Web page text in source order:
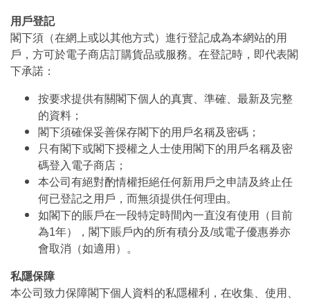
用戶登記
閣下須（在網上或以其他方式）進行登記成為本網站的用
戶，方可於電子商店訂購貨品或服務。在登記時，即代表閣
下承諾：
按要求提供有關閣下個人的真實、準確、最新及完整
的資料；
閣下須確保妥善保存閣下的用戶名稱及密碼；
只有閣下或閣下授權之人士使用閣下的用戶名稱及密
碼登入電子商店；
本公司有絕對酌情權拒絕任何新用戶之申請及終止任
何已登記之用戶，而無須提供任何理由。
如閣下的賬戶在一段特定時間內一直沒有使用（目前
為1年），閣下賬戶內的所有積分及/或電子優惠券亦
會取消（如適用）。
私隱保障
本公司致力保障閣下個人資料的私隱權利，在收集、使用、